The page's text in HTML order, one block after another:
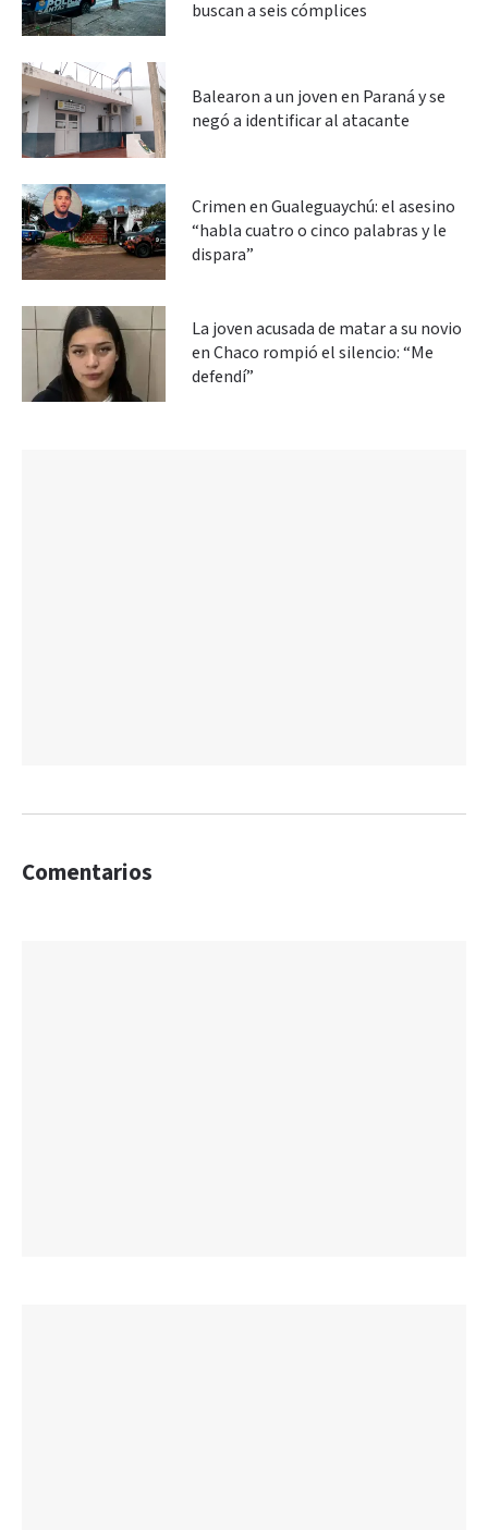
buscan a seis cómplices
Balearon a un joven en Paraná y se
negó a identificar al atacante
Crimen en Gualeguaychú: el asesino
“habla cuatro o cinco palabras y le
dispara”
La joven acusada de matar a su novio
en Chaco rompió el silencio: “Me
defendí”
Comentarios